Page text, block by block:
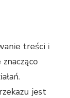
treści i
jest